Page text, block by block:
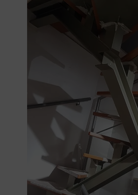
GRATUITA